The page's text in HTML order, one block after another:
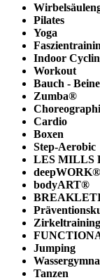
Pilates
Yoga
Indoor
Workout
Bauch -
Zumba®
Cardio
Boxen
Step-Aerobic
LES MILLS
deepWORK®
bodyART®
Zirkeltraining
Jumping
Tanzen